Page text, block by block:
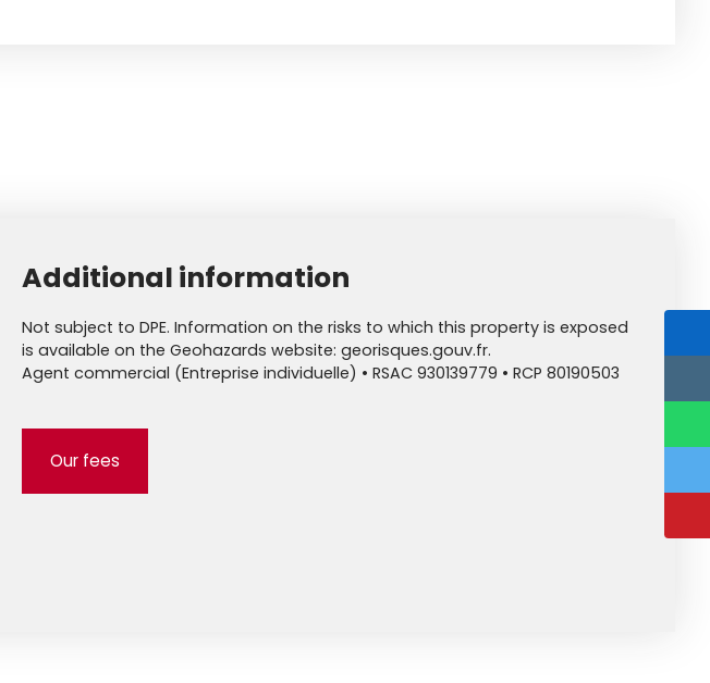
Additional information
Not subject to DPE. Information on the risks to which this property is exposed
is available on the Geohazards website: georisques.gouv.fr.
Agent commercial (Entreprise individuelle) • RSAC 930139779 • RCP 80190503
Our fees